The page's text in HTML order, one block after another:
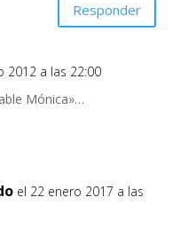
Responder
2012 a las 22:00
Mónica»…
el 22 enero 2017 a las